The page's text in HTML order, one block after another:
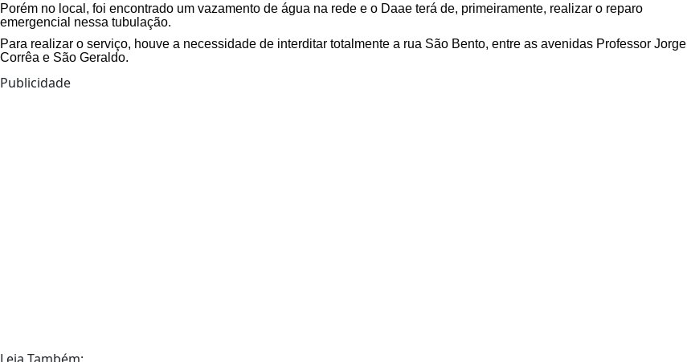
Porém no local, foi encontrado um vazamento de água na rede e o Daae terá de, primeiramente, realizar o reparo
emergencial nessa tubulação.
Para realizar o serviço, houve a necessidade de interditar totalmente a rua São Bento, entre as avenidas Professor Jorge
Corrêa e São Geraldo.
Publicidade